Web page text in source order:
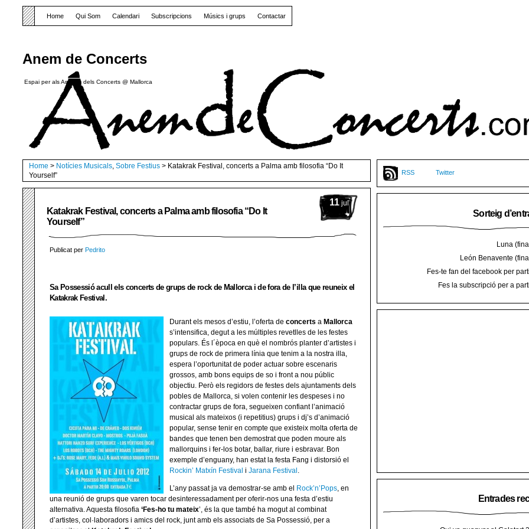
Anem de Concerts
Espai per als Amants dels Concerts @ Mallorca
Home Qui Som Calendari Subscripcions Músics i grups Contactar
Home > Notícies Musicals, Sobre Festius > Katakrak Festival, concerts a Palma amb filosofia “Do It
Yourself”
11 jul
Katakrak Festival, concerts a Palma amb filosofia “Do It
Yourself”
Publicat per Pedrito
Sa Possessió acull els concerts de grups de rock de Mallorca i de fora de l’illa que reuneix el
Katakrak Festival.
Durant els mesos d’estiu, l’oferta de concerts a Mallorca
s’intensifica, degut a les múltiples revetlles de les festes
populars. És l´època en què el nombrós planter d’artistes i
grups de rock de primera línia que tenim a la nostra illa,
espera l’oportunitat de poder actuar sobre escenaris
grossos, amb bons equips de so i front a nou públic
objectiu. Però els regidors de festes dels ajuntaments dels
pobles de Mallorca, si volen contenir les despeses i no
contractar grups de fora, segueixen confiant l’animació
musical als mateixos (i repetitius) grups i dj’s d’animació
popular, sense tenir en compte que existeix molta oferta de
bandes que tenen ben demostrat que poden moure als
mallorquins i fer-los botar, ballar, riure i esbravar. Bon
exemple d’enguany, han estat la festa Fang i distorsió el
Rockin’ Matxín Festival i Jarana Festival .
L’any passat ja va demostrar-se amb el Rock’n’Pops, en
una reunió de grups que varen tocar desinteressadament per oferir-nos una festa d’estiu
alternativa. Aquesta filosofia ‘Fes-ho tu mateix’, és la que també ha mogut al combinat
d’artistes, col·laboradors i amics del rock, junt amb els associats de Sa Possessió, per a
RSS Twitter
Sorteig
Luna
León Benavente
Fes-te fan del facebook per
Fes la subscripció per a
Entrades